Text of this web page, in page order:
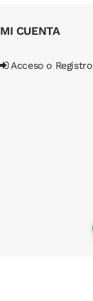
MI CUENTA
Acceso o Registro